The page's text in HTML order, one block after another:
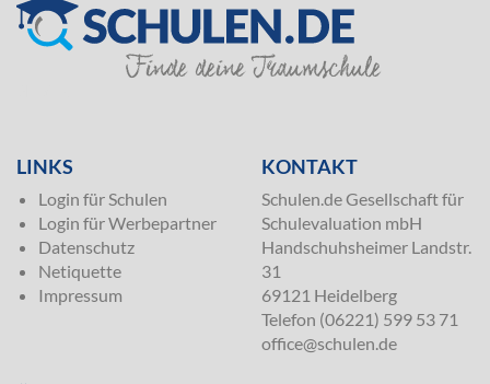
LINKS
Login für Schulen
Login für Werbepartner
Datenschutz
Netiquette
Impressum
KONTAKT
Schulen.de Gesellschaft für
Schulevaluation mbH
Handschuhsheimer Landstr.
31
69121 Heidelberg
Telefon (06221) 599 53 71
office@schulen.de